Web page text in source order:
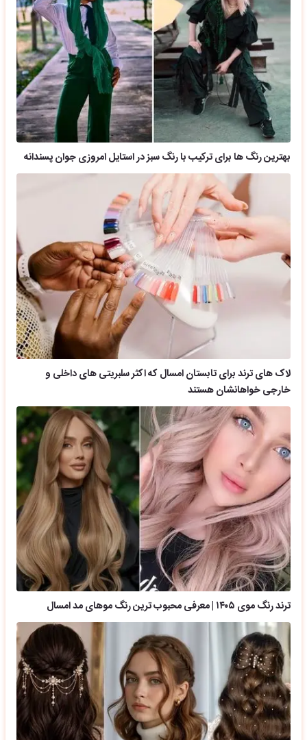
بهترین رنگ ها برای ترکیب با رنگ سبز در استایل امروزی جوان پسندانه
لاک های ترند برای تابستان امسال که اکثر سلبریتی های داخلی و
خارجی خواهانشان هستند
ترند رنگ موی ۱۴۰۵ | معرفی محبوب ترین رنگ موهای مد امسال